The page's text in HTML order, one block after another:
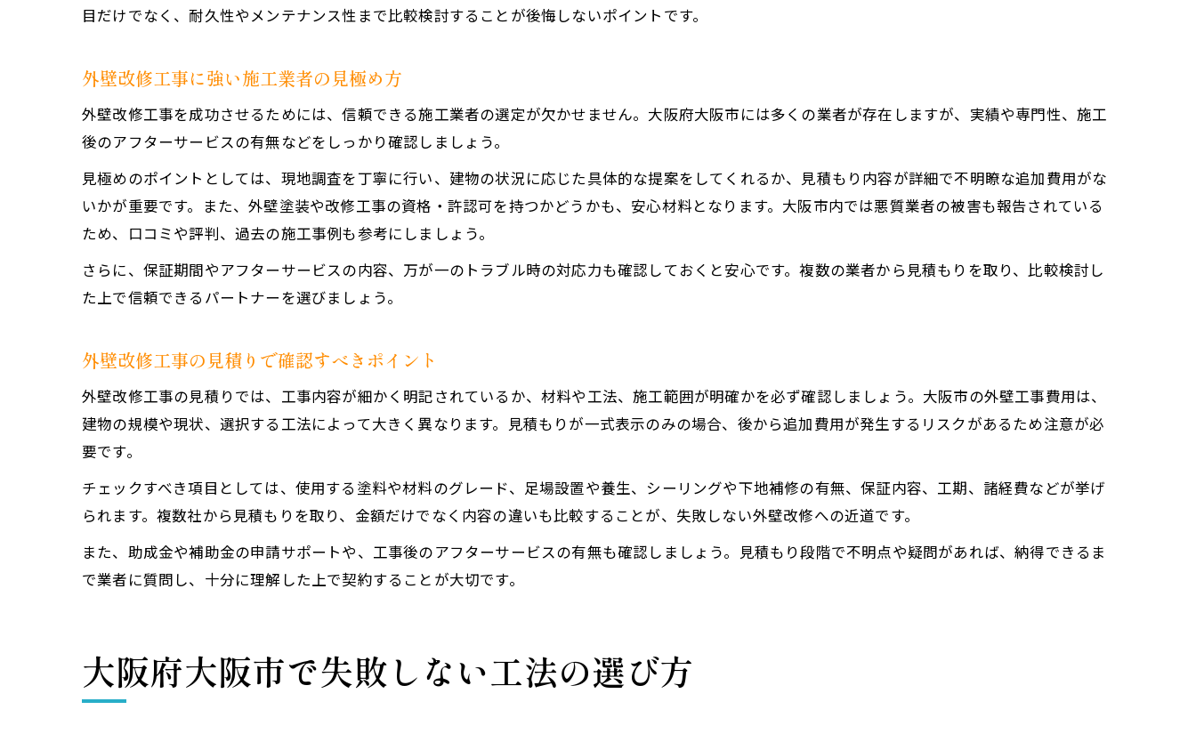
目だけでなく、耐久性やメンテナンス性まで比較検討することが後悔しないポイントです。
外壁改修工事に強い施工業者の見極め方
外壁改修工事を成功させるためには、信頼できる施工業者の選定が欠かせません。大阪府大阪市には多くの業者が存在しますが、実績や専門性、施工
後のアフターサービスの有無などをしっかり確認しましょう。
見極めのポイントとしては、現地調査を丁寧に行い、建物の状況に応じた具体的な提案をしてくれるか、見積もり内容が詳細で不明瞭な追加費用がな
いかが重要です。また、外壁塗装や改修工事の資格・許認可を持つかどうかも、安心材料となります。大阪市内では悪質業者の被害も報告されている
ため、口コミや評判、過去の施工事例も参考にしましょう。
さらに、保証期間やアフターサービスの内容、万が一のトラブル時の対応力も確認しておくと安心です。複数の業者から見積もりを取り、比較検討し
た上で信頼できるパートナーを選びましょう。
外壁改修工事の見積りで確認すべきポイント
外壁改修工事の見積りでは、工事内容が細かく明記されているか、材料や工法、施工範囲が明確かを必ず確認しましょう。大阪市の外壁工事費用は、
建物の規模や現状、選択する工法によって大きく異なります。見積もりが一式表示のみの場合、後から追加費用が発生するリスクがあるため注意が必
要です。
チェックすべき項目としては、使用する塗料や材料のグレード、足場設置や養生、シーリングや下地補修の有無、保証内容、工期、諸経費などが挙げ
られます。複数社から見積もりを取り、金額だけでなく内容の違いも比較することが、失敗しない外壁改修への近道です。
また、助成金や補助金の申請サポートや、工事後のアフターサービスの有無も確認しましょう。見積もり段階で不明点や疑問があれば、納得できるま
で業者に質問し、十分に理解した上で契約することが大切です。
大阪府大阪市で失敗しない工法の選び方